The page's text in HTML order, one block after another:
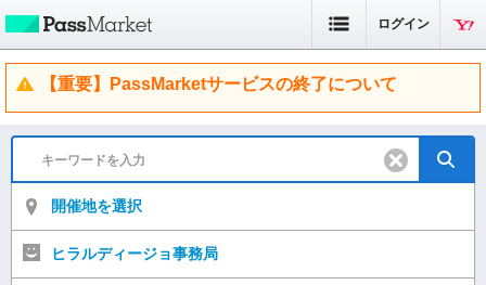
ログイン
【重要】PassMarketサービスの終了について
開催地を選択
ヒラルディージョ事務局